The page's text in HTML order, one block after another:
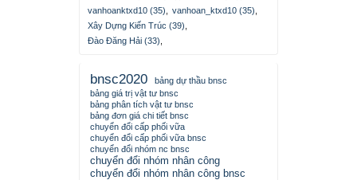
vanhoanktxd10 (35)
vanhoan_ktxd10 (35)
Xây Dựng Kiến Trúc (39)
Đào Đăng Hải (33)
bnsc2020
bảng dự thầu bnsc
bảng giá trị vật tư bnsc
bảng phân tích vật tư bnsc
bảng đơn giá chi tiết bnsc
chuyển đổi cấp phối vữa
chuyển đổi cấp phối vữa bnsc
chuyển đổi nhóm nc bnsc
chuyển đổi nhóm nhân công
chuyển đổi nhóm nhân công bnsc